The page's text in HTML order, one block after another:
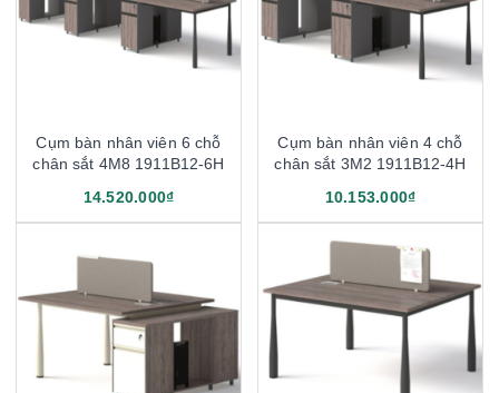
Cụm bàn nhân viên 6 chỗ
chân sắt 4M8 1911B12-6H
14.520.000₫
Cụm bàn nhân viên 4 chỗ
chân sắt 3M2 1911B12-4H
10.153.000₫